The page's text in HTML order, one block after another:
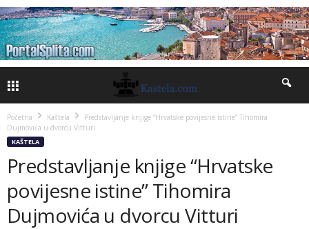
Početna Kaštela
Predstavljanje knjige “Hrvatske povijesne istine” Tihomira
Dujmovića u dvorcu Vitturi
KAŠTELA
Predstavljanje knjige “Hrvatske
povijesne istine” Tihomira
Dujmovića u dvorcu Vitturi